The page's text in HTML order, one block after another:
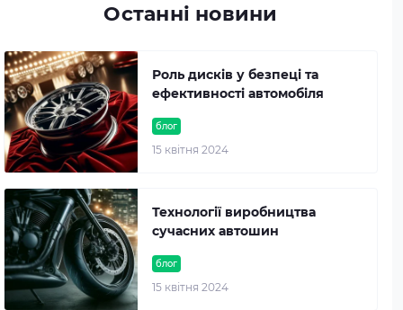
Останні новини
блог
15 квітня 2024
Роль дисків у безпеці та
ефективності автомобіля
блог
15 квітня 2024
Технології виробництва
сучасних автошин